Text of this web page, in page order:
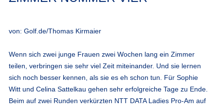
von: Golf.de/Thomas Kirmaier
Wenn sich zwei junge Frauen zwei Wochen lang ein Zimmer
teilen, verbringen sie sehr viel Zeit miteinander. Und sie lernen
sich noch besser kennen, als sie es eh schon tun. Für Sophie
Witt und Celina Sattelkau gehen sehr erfolgreiche Tage zu Ende.
Beim auf zwei Runden verkürzten NTT DATA Ladies Pro-Am auf